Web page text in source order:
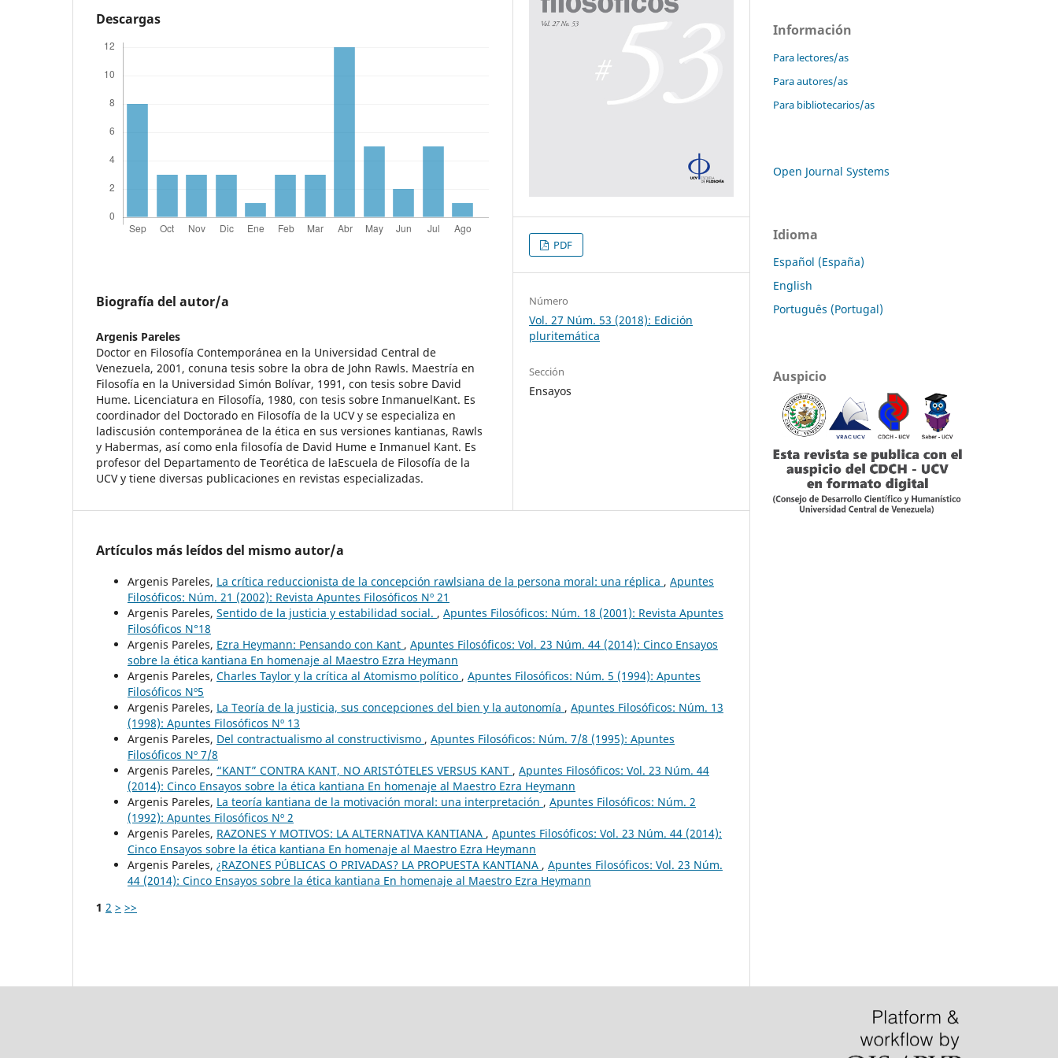
Descargas
Biografía del autor/a
Argenis Pareles
Doctor en Filosofía Contemporánea en la Universidad Central de
Venezuela, 2001, conuna tesis sobre la obra de John Rawls. Maestría en
Filosofía en la Universidad Simón Bolívar, 1991, con tesis sobre David
Hume. Licenciatura en Filosofía, 1980, con tesis sobre InmanuelKant. Es
coordinador del Doctorado en Filosofía de la UCV y se especializa en
ladiscusión contemporánea de la ética en sus versiones kantianas, Rawls
y Habermas, así como enla filosofía de David Hume e Inmanuel Kant. Es
profesor del Departamento de Teorética de laEscuela de Filosofía de la
UCV y tiene diversas publicaciones en revistas especializadas.
PDF
Número
Vol. 27 Núm. 53 (2018): Edición
pluritemática
Sección
Ensayos
Artículos más leídos del mismo autor/a
Argenis Pareles, La crítica reduccionista de la concepción rawlsiana de la persona moral: una réplica , Apuntes
Filosóficos: Núm. 21 (2002): Revista Apuntes Filosóficos Nº 21
Argenis Pareles, Sentido de la justicia y estabilidad social. , Apuntes Filosóficos: Núm. 18 (2001): Revista Apuntes
Filosóficos N°18
Argenis Pareles, Ezra Heymann: Pensando con Kant , Apuntes Filosóficos: Vol. 23 Núm. 44 (2014): Cinco Ensayos
sobre la ética kantiana En homenaje al Maestro Ezra Heymann
Argenis Pareles, Charles Taylor y la crítica al Atomismo político , Apuntes Filosóficos: Núm. 5 (1994): Apuntes
Filosóficos Nº5
Argenis Pareles, La Teoría de la justicia, sus concepciones del bien y la autonomía , Apuntes Filosóficos: Núm. 13
(1998): Apuntes Filosóficos Nº 13
Argenis Pareles, Del contractualismo al constructivismo , Apuntes Filosóficos: Núm. 7/8 (1995): Apuntes
Filosóficos Nº 7/8
Argenis Pareles, “KANT” CONTRA KANT, NO ARISTÓTELES VERSUS KANT , Apuntes Filosóficos: Vol. 23 Núm. 44
(2014): Cinco Ensayos sobre la ética kantiana En homenaje al Maestro Ezra Heymann
Argenis Pareles, La teoría kantiana de la motivación moral: una interpretación , Apuntes Filosóficos: Núm. 2
(1992): Apuntes Filosóficos Nº 2
Argenis Pareles, RAZONES Y MOTIVOS: LA ALTERNATIVA KANTIANA , Apuntes Filosóficos: Vol. 23 Núm. 44 (2014):
Cinco Ensayos sobre la ética kantiana En homenaje al Maestro Ezra Heymann
Argenis Pareles, ¿RAZONES PÚBLICAS O PRIVADAS? LA PROPUESTA KANTIANA , Apuntes Filosóficos: Vol. 23 Núm.
44 (2014): Cinco Ensayos sobre la ética kantiana En homenaje al Maestro Ezra Heymann
1 2 > >>
Información
Para lectores/as
Para autores/as
Para bibliotecarios/as
Open Journal Systems
Idioma
Español (España)
English
Português (Portugal)
Auspicio